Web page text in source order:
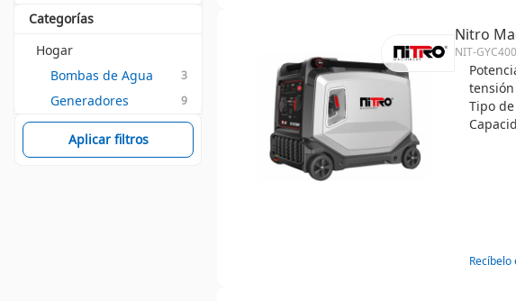
Categorías
Hogar
Bombas de Agua
3
Generadores 9
Aplicar filtros
Nitro
NIT-
Tipo
Recíbelo